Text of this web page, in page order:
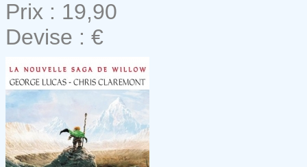
Prix : 19,90
Devise : €